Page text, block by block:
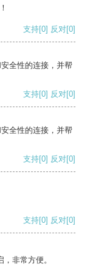
支持[0] 反对[0]
全性的连接，并帮
支持[0] 反对[0]
全性的连接，并帮
支持[0] 反对[0]
支持[0] 反对[0]
非常方便。